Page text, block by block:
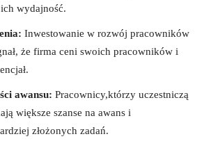
ich wydajność.
Inwestowanie w rozwój pracowników
że firma ceni swoich pracowników i
awansu: Pracownicy,którzy uczestniczą
większe szanse na awans i
złożonych zadań.